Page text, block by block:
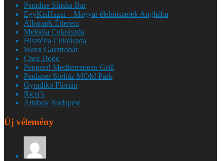
Paradise Shisha Bar
EgyKisHazai – Magyar élelmiszerek Angliába
Albapark Étterem
Melódia Cukrászda
Hisztéria Cukrászda
Waxx Gasztrobár
Chez Dodo
Peppers! Mediterranean Grill
Paulaner Sörház MOM Park
Gyradiko Flórián
Ricsi’s
Attaboy Budapest
Új vélemény